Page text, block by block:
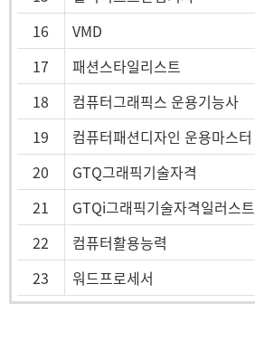
16
VMD
17
패션스타일리스트
18
컴퓨터그래픽스 운용기능사
19
컴퓨터패션디자인 운용마스터
20
GTQ그래픽기술자격
21
GTQi그래픽기술자격일러스트
22
컴퓨터활용능력
23
워드프로세서